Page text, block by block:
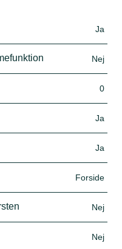
Ja
Nej
0
Ja
Ja
Forside
Nej
Nej